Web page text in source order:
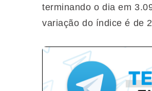
‌‌terminando‌‌ ‌‌‌o‌‌‌ ‌‌‌dia‌‌‌ ‌‌‌em‌‌
‌‌‌variação‌‌‌ ‌‌‌do‌‌‌ ‌‌‌índice‌‌‌ ‌‌‌é‌‌‌ ‌‌‌de‌‌‌